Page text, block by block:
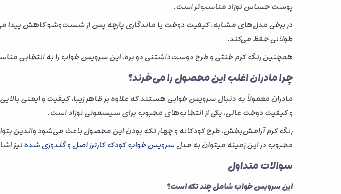
پوست حساس نوزاد مناسب‌تر است.
در برخی مدل‌های مشابه، کیفیت دوخت یا ماندگاری پارچه پس از شست‌وشو کاهش پیدا
طولانی حفظ می‌کند.
همچنین رنگ کرم خنثی و طرح دوست‌داشتنی دو بره، این سرویس خواب را به انتخابی
چرا مادران اغلب این محصول را می‌خرند؟
مادران معمولاً به دنبال سرویس خوابی هستند که علاوه بر ظاهر زیبا، کیفیت و ایمنی
و کیفیت دوخت عالی، یکی از انتخاب‌های محبوب برای سیسمونی نوزاد است.
رنگ کرم آرامش‌بخش، طرح کودکانه و چهار تکه بودن این محصول باعث می‌شود والدین
محبوب در این زمینه میتوان به مدلسرویس خواب کودک کارترز اصل و گلدوزی شدهنیز
سوالات متداول
این سرویس خواب شامل چند تکه است؟